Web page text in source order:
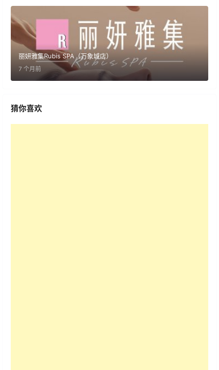
丽妍雅集Rubis SPA（万象城店）
7 个月前
猜你喜欢